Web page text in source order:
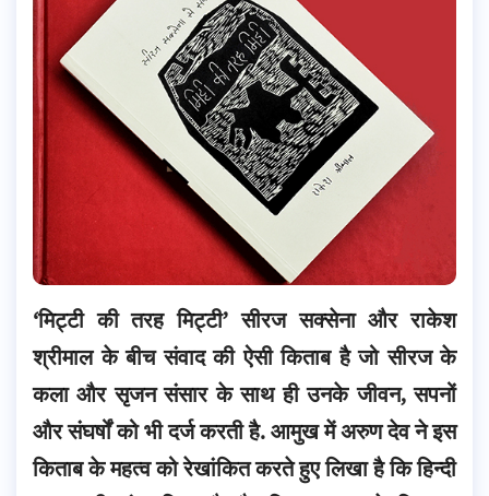
‘मिट्टी की तरह मिट्टी’ सीरज सक्सेना और राकेश
श्रीमाल के बीच संवाद की ऐसी किताब है जो सीरज के
कला और सृजन संसार के साथ ही उनके जीवन, सपनों
और संघर्षों को भी दर्ज करती है.आमुख में अरुण देव ने इस
किताब के महत्व को रेखांकित करते हुए लिखा है कि हिन्दी